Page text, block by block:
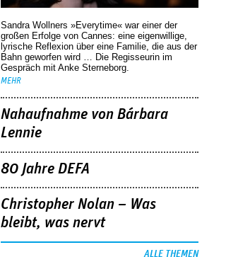
Sandra Wollners »Everytime« war einer der
großen Erfolge von Cannes: eine eigenwillige,
lyrische Reflexion über eine ­Familie, die aus der
Bahn geworfen wird … Die Regisseurin im
Gespräch mit Anke Sterneborg.
MEHR
Nahaufnahme von Bárbara
Lennie
80 Jahre DEFA
Christopher Nolan – Was
bleibt, was nervt
ALLE THEMEN